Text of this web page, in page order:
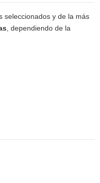
seleccionados y de la más
, dependiendo de la